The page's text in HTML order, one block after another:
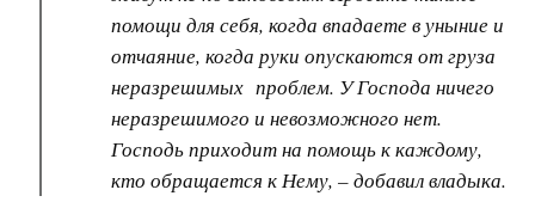
помощи для себя, когда впадаете в уныние и
отчаяние, когда руки опускаются от груза
неразрешимых проблем. У Господа ничего
неразрешимого и невозможного нет.
Господь приходит на помощь к каждому,
кто обращается к Нему, – добавил владыка.